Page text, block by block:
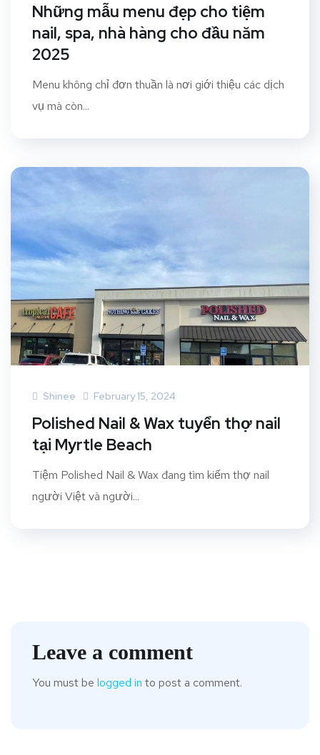
Những mẫu menu đẹp cho tiệm
nail, spa, nhà hàng cho đầu năm
2025
Menu không chỉ đơn thuần là nơi giới thiệu các dịch
vụ mà còn...
Shinee February 15, 2024
Polished Nail & Wax tuyển thợ nail
tại Myrtle Beach
Tiệm Polished Nail & Wax đang tìm kiếm thợ nail
người Việt và người...
Leave a comment
You must be logged in to post a comment.